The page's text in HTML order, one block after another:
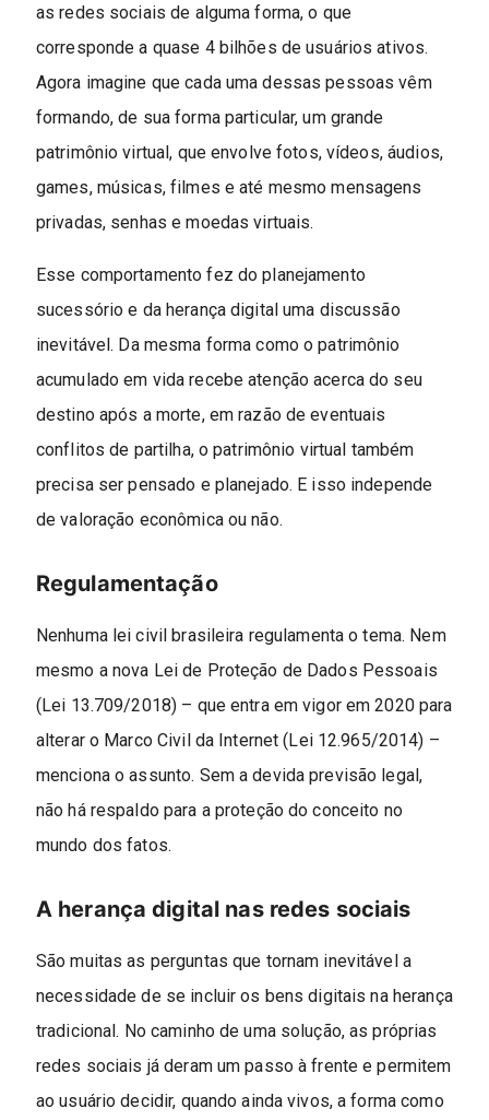
as redes sociais de alguma forma, o que
corresponde a quase 4 bilhões de usuários ativos.
Agora imagine que cada uma dessas pessoas vêm
formando, de sua forma particular, um grande
patrimônio virtual, que envolve fotos, vídeos, áudios,
games, músicas, filmes e até mesmo mensagens
privadas, senhas e moedas virtuais.
Esse comportamento fez do planejamento
sucessório e da herança digital uma discussão
inevitável. Da mesma forma como o patrimônio
acumulado em vida recebe atenção acerca do seu
destino após a morte, em razão de eventuais
conflitos de partilha, o patrimônio virtual também
precisa ser pensado e planejado. E isso independe
de valoração econômica ou não.
Regulamentação
Nenhuma lei civil brasileira regulamenta o tema. Nem
mesmo a nova Lei de Proteção de Dados Pessoais
(Lei 13.709/2018) – que entra em vigor em 2020 para
alterar o Marco Civil da Internet (Lei 12.965/2014) –
menciona o assunto. Sem a devida previsão legal,
não há respaldo para a proteção do conceito no
mundo dos fatos.
A herança digital nas redes sociais
São muitas as perguntas que tornam inevitável a
necessidade de se incluir os bens digitais na herança
tradicional. No caminho de uma solução, as próprias
redes sociais já deram um passo à frente e permitem
ao usuário decidir, quando ainda vivos, a forma como